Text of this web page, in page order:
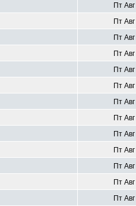
Пт
Пт
Пт
Пт
Пт
Пт
Пт
Пт
Пт
Пт
Пт
Пт
Пт